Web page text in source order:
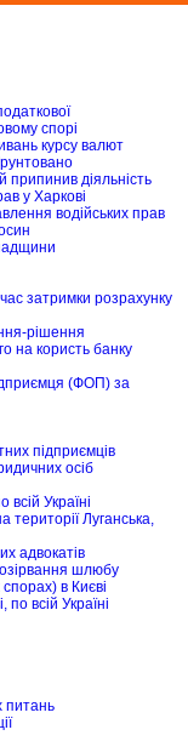
спорі
курсу валют
припинив діяльність
у Харкові
водійських прав
затримки розрахунку
рішення
на користь банку
(ФОП) за
підприємців
осіб
Україні
території Луганська,
адвокатів
шлюбу
в Києві
по всій Україні
питань